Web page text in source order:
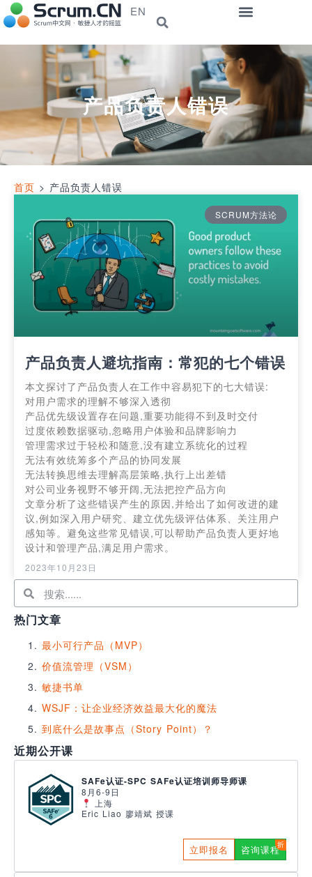
EN
产品负责人错误
首页 > 产品负责人错误
SCRUM方法论
产品负责人避坑指南：常犯的七个错误
本文探讨了产品负责人在工作中容易犯下的七大错误:
对用户需求的理解不够深入透彻
产品优先级设置存在问题,重要功能得不到及时交付
过度依赖数据驱动,忽略用户体验和品牌影响力
管理需求过于轻松和随意,没有建立系统化的过程
无法有效统筹多个产品的协同发展
无法转换思维去理解高层策略,执行上出差错
对公司业务视野不够开阔,无法把控产品方向
文章分析了这些错误产生的原因,并给出了如何改进的建
议,例如深入用户研究、建立优先级评估体系、关注用户
感知等。避免这些常见错误,可以帮助产品负责人更好地
设计和管理产品,满足用户需求。
2023年10月23日
热门文章
最小可行产品（MVP）
价值流管理（VSM）
敏捷书单
WSJF：让企业经济效益最大化的魔法
到底什么是故事点（Story Point）？
近期公开课
SAFe认证-SPC SAFe认证培训师导师课
8月6-9日
上海
Eric Liao 廖靖斌 授课
立即报名 咨询课程